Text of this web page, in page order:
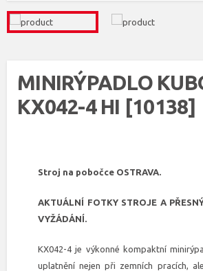
MINIRÝPADLO
KX042-4 HI [10138]
Stroj na pobočce OSTRAVA.
AKTUÁLNÍ FOTKY STROJE A
VYŽÁDÁNÍ.
KX042-4 je výkonné kompaktní
uplatnění nejen při zemních pracích,